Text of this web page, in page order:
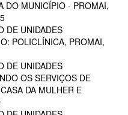
DO MUNICÍPIO - PROMAI,
DE UNIDADES
POLICLÍNICA, PROMAI,
DE UNIDADES
OS SERVIÇOS DE
DA MULHER E